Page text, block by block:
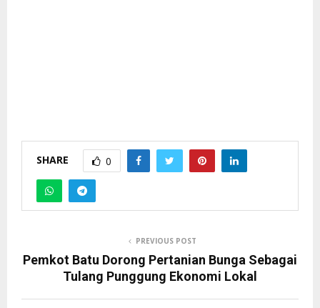
SHARE 0
PREVIOUS POST
Pemkot Batu Dorong Pertanian Bunga Sebagai
Tulang Punggung Ekonomi Lokal